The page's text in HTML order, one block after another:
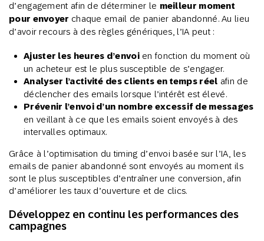
d’engagement afin de déterminer le meilleur moment
pour envoyer chaque email de panier abandonné. Au lieu
d’avoir recours à des règles génériques, l’IA peut :
Ajuster les heures d’envoien fonction du moment où
un acheteur est le plus susceptible de s’engager.
Analyser l’activité des clients en temps réel afin de
déclencher des emails lorsque l’intérêt est élevé.
Prévenir l’envoi d’un nombre excessif de messages
en veillant à ce que les emails soient envoyés à des
intervalles optimaux.
Grâce à l’optimisation du timing d’envoi basée sur l’IA, les
emails de panier abandonné sont envoyés au moment ils
sont le plus susceptibles d’entraîner une conversion, afin
d’améliorer les taux d’ouverture et de clics.
Développez en continu les performances des
campagnes